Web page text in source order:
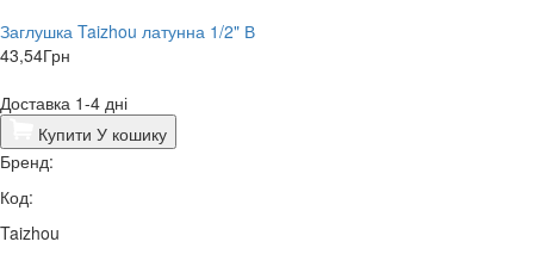
Заглушка Taizhou латунна 1/2" В
43,54Грн
Доставка 1-4 дні
Купити У кошику
Бренд:
Код:
Taizhou